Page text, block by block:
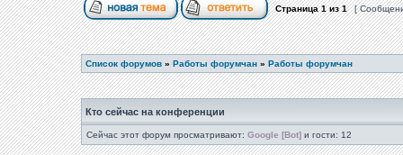
Страница1из1 [
Список форумов » Работы форумчан » Работы форумчан
Кто сейчас на конференции
Сейчас этот форум просматривают: Google [Bot] и гости: 12